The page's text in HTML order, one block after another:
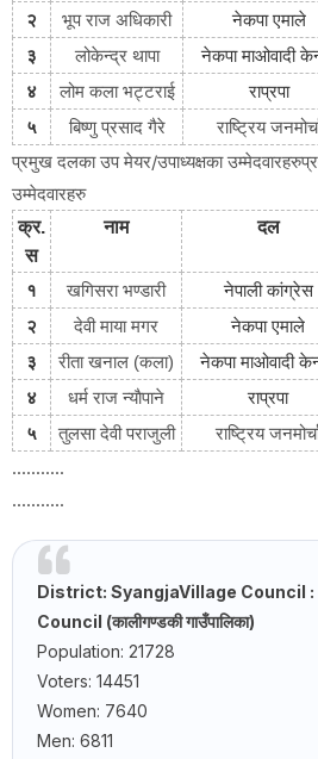
२
भूप राज अधिकारी नेकपा एमाले
३
लोकेन्द्र थापा नेकपा माओवादी
४
लोम कला भट्टराई राप्रपा
५
बिष्णु प्रसाद गैरे राष्ट्रिय
प्रमुख दलका उप मेयर/उपाध्यक्षका
उम्मेदवारहरु
क्र.
स
नाम दल
१ खगिसरा भण्डारी नेपाली कांग्रेस
२
देवी माया मगर नेकपा एमाले
३
रीता खनाल (कला) नेकपा माओवादी
४
धर्म राजन्याैपाने राप्रपा
५
तुलसा देवी पराजुली राष्ट्रिय
...........
...........
District: SyangjaVillage Council
Council (कालीगण्डकी गाउँपालिका)
Population: 21728
Voters: 14451
Women: 7640
Men: 6811